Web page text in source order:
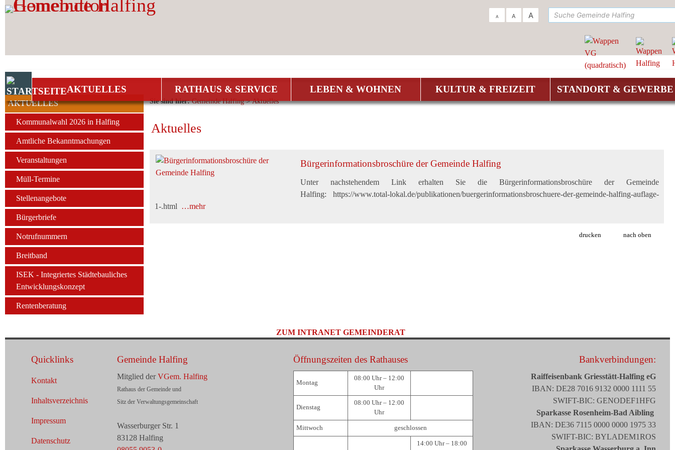
Zum Inhalt,zur Navigationoderzur Startseitespringen.
A A A
AKTUELLES RATHAUS & SERVICE LEBEN & WOHNEN KULTUR & FREIZEIT STANDORT & GEWERBE
AKTUELLES
Kommunalwahl 2026 in Halfing
Amtliche Bekanntmachungen
Veranstaltungen
Müll-Termine
Stellenangebote
Bürgerbriefe
Notrufnummern
Breitband
ISEK - Integriertes Städtebauliches
Entwicklungskonzept
Rentenberatung
Sie sind hier: Gemeinde Halfing>Aktuelles
Aktuelles
Bürgerinformationsbroschüre der Gemeinde Halfing
Unter nachstehendem Link erhalten Sie die Bürgerinformationsbroschüre der Gemeinde
Halfing: https://www.total-lokal.de/publikationen/buergerinformationsbroschuere-der-gemeinde-halfing-auflage-
1-.html …mehr
drucken nach oben
ZUM INTRANET GEMEINDERAT
Quicklinks
Kontakt
Inhaltsverzeichnis
Impressum
Datenschutz
Gemeinde Halfing
Mitglied derVGem. Halfing
Rathaus der Gemeinde und
Sitz der Verwaltungsgemeinschaft
Wasserburger Str. 1
83128 Halfing
Öffnungszeiten des Rathauses
Montag
08:00 Uhr – 12:00
Uhr
Dienstag
08:00 Uhr – 12:00
Uhr
Mittwoch geschlossen
14:00 Uhr – 18:00
Bankverbindungen:
Raiffeisenbank Griesstätt-Halfing eG
IBAN: DE28 7016 9132 0000 1111 55
SWIFT-BIC: GENODEF1HFG
Sparkasse Rosenheim-Bad Aibling
IBAN: DE36 7115 0000 0000 1975 33
SWIFT-BIC: BYLADEM1ROS